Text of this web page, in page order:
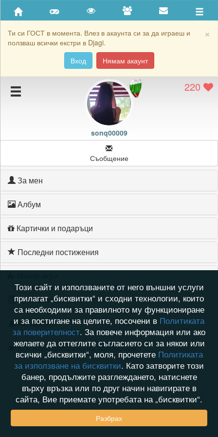
×
Ти си ГОСТ в момента. Влез в акаунта си за да играеш и
ползваш всички екстри в Djagi.
Вход
Нямам акаунт
Приятели
Хронология на игри
Подаръците на sonq00009
Картичките на sonq00009
220
sonq00009
Съобщение
За мен
Албум
Картички и подаръци
Последни постижения
Хронология на игри
Активност
Кой видя профила на sonq00009
Този сайт и използваните от него външни услуги
прилагат „бисквитки“ и сходни технологии, които
са необходими за правилното му функциониране
и за постигане на целите, посочени в Политиката
за поверителност. За повече информация или ако
желаете да оттеглите съгласието си за някои или
всички „бисквитки“, моля, прочетете Политиката
за използване на бисквитки. Като затворите този
банер, продължите разглеждането, натиснете
върху връзка или по друг начин навигирате в
сайта, Вие приемате употребата на „бисквитки“.
Разбрах